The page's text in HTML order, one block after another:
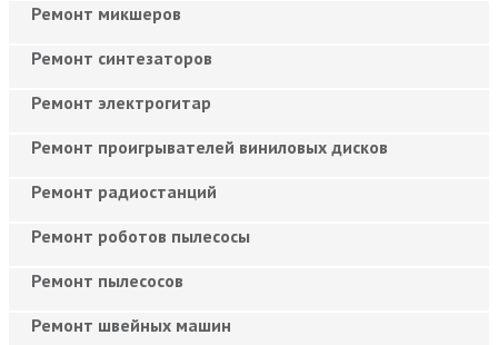
Ремонт микшеров
Ремонт синтезаторов
Ремонт электрогитар
Ремонт проигрывателей виниловых дисков
Ремонт радиостанций
Ремонт роботов пылесосы
Ремонт пылесосов
Ремонт швейных машин